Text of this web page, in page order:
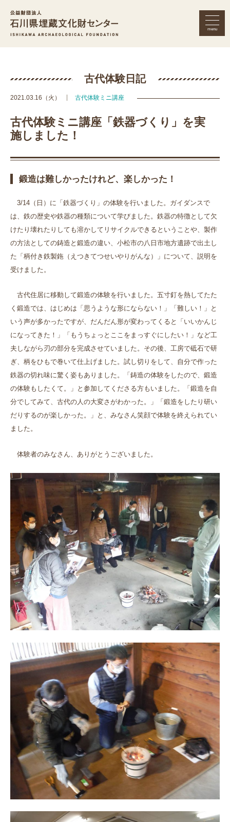
menu
古代体験日記
2021.03.16（火） 古代体験ミニ講座
古代体験ミニ講座「鉄器づくり」を実
施しました！
鍛造は難しかったけれど、楽しかった！
3/14 （日）に「鉄器づくり」の体験を行いました。ガイダンスで
は、鉄の歴史や鉄器の種類について学びました。鉄器の特徴として欠
けたり壊れたりしても溶かしてリサイクルできるということや、製作
の方法としての鋳造と鍛造の違い、小松市の八日市地方遺跡で出土し
た「柄付き鉄製鉇（えつきてつせいやりがんな）」について、説明を
受けました。
古代住居に移動して鍛造の体験を行いました。五寸釘を熱してたた
く鍛造では、はじめは「思うような形にならない！」「難しい！」と
いう声が多かったですが、だんだん形が変わってくると「いいかんじ
になってきた！」「もうちょっとここをまっすぐにしたい！」など工
夫しながら刃の部分を完成させていました。その後、工房で砥石で研
ぎ、柄をひもで巻いて仕上げました。試し切りをして、自分で作った
鉄器の切れ味に驚く姿もありました。「鋳造の体験をしたので、鍛造
の体験もしたくて。」と参加してくださる方もいました。「鍛造を自
分でしてみて、古代の人の大変さがわかった。」「鍛造をしたり研い
だりするのが楽しかった。」と、みなさん笑顔で体験を終えられてい
ました。
体験者のみなさん、ありがとうございました。